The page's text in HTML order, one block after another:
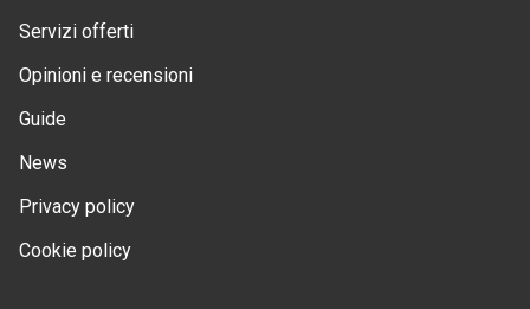
Servizi offerti
Opinioni e recensioni
Guide
News
Privacy policy
Cookie policy